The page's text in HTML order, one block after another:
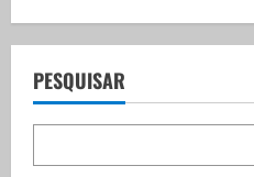
n
a
v
i
PESQUISAR